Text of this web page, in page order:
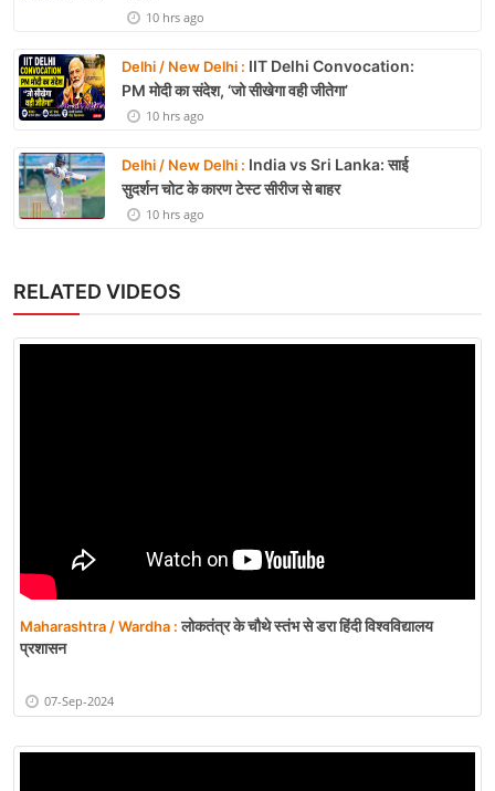
10 hrs ago
Delhi / New Delhi : IIT Delhi Convocation:
PM मोदी का संदेश, ‘जो सीखेगा वही जीतेगा’
10 hrs ago
Delhi / New Delhi : India vs Sri Lanka: साई
सुदर्शन चोट के कारण टेस्ट सीरीज से बाहर
10 hrs ago
RELATED VIDEOS
Maharashtra / Wardha :लोकतंत्र के चौथे स्तंभ से डरा हिंदी विश्वविद्यालय
प्रशासन
07-Sep-2024